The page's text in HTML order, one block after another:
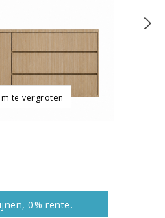
te vergroten
0% rente.